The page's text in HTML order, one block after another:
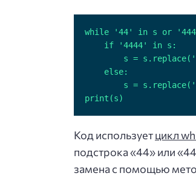
print(s)
Код используетцикл
подстрока «44» или
замена с помощью